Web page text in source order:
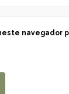
navegador